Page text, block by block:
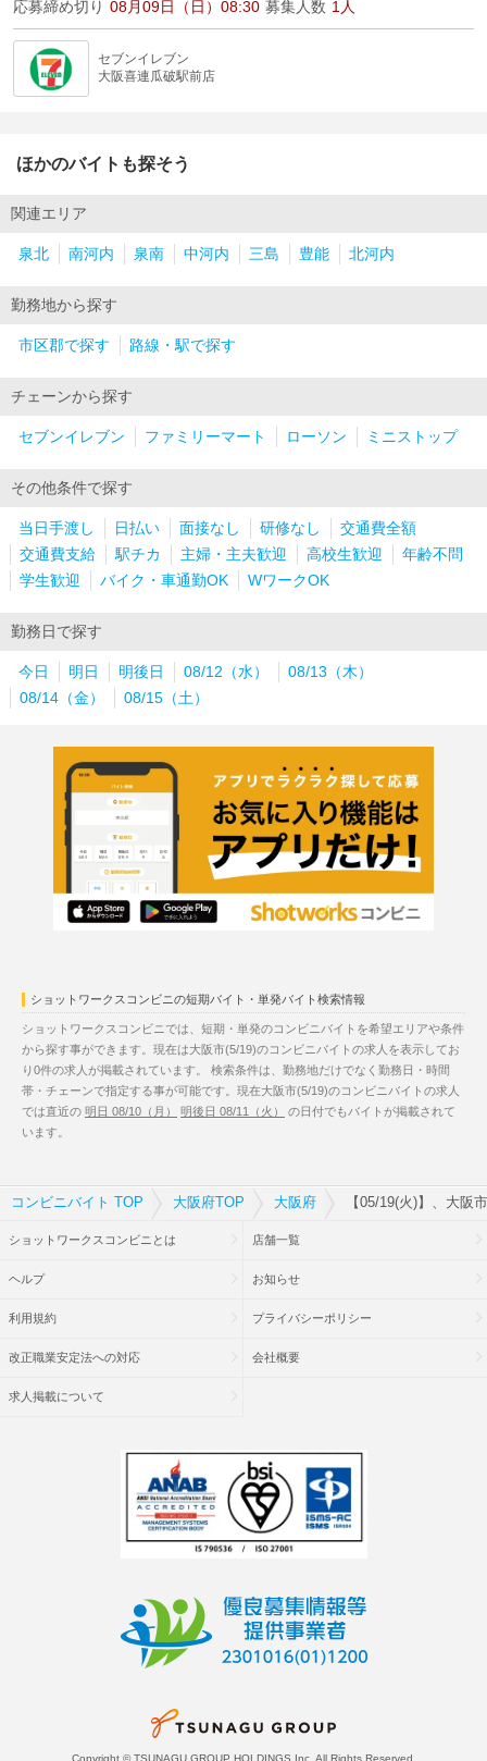
応募締め切り 08月09日（日）08:30 募集人数 1人
セブンイレブン
大阪喜連瓜破駅前店
ほかのバイトも探そう
関連エリア
泉北 南河内 泉南 中河内 三島 豊能 北河内
勤務地から探す
市区郡で探す 路線・駅で探す
チェーンから探す
セブンイレブン ファミリーマート ローソン ミニストップ
その他条件で探す
当日手渡し 日払い 面接なし 研修なし
交通費全額
交通費支給
駅チカ 主婦・主夫歓迎 高校生歓迎
年齢不問
学生歓迎
バイク・車通勤OK WワークOK
勤務日で探す
今日 明日 明後日 08/12（水）
08/13（木）
08/14（金）
08/15（土）
ショットワークスコンビニの短期バイト・単発バイト検索情報
ショットワークスコンビニでは、短期・単発のコンビニバイトを希望エリアや条件
から探す事ができます。現在は大阪市(5/19)のコンビニバイトの求人を表示してお
り0件の求人が掲載されています。 検索条件は、勤務地だけでなく勤務日・時間
帯・チェーンで指定する事が可能です。現在大阪市(5/19)のコンビニバイトの求人
では直近の 明日 08/10（月） 明後日 08/11（火）
の日付でもバイトが掲載されて
います。
コンビニバイト TOP 大阪府TOP 大阪府 【05/19(火)】、大阪
ショットワークスコンビニとは 店舗一覧
ヘルプ お知らせ
利用規約 プライバシーポリシー
改正職業安定法への対応 会社概要
求人掲載について
Copyright © TSUNAGU GROUP HOLDINGS Inc. All Rights Reserved.